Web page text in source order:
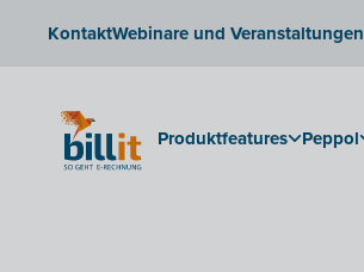
KontaktWebinare und Veranstaltungen
Produktfeatures Peppol